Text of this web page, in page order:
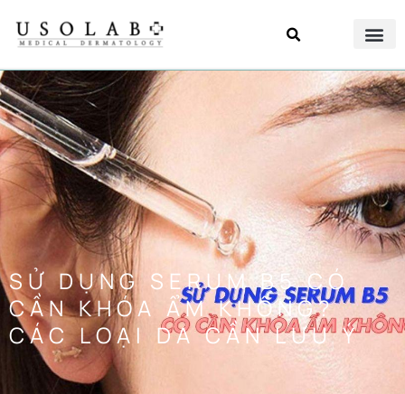
SỬ DỤNG SERUM B5 CÓ
CẦN KHÓA ẨM KHÔNG?
CÁC LOẠI DA CẦN LƯU Ý